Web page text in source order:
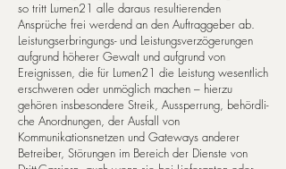
so tritt Lumen21 alle dar­aus resultierenden
Ansprüche frei werdend an den Auftraggeber ab.
Leistungserbringungs- und Leistungsverzögerungen
aufgrund höherer Gewalt und aufgrund von
Ereignissen, die für Lumen21 die Leistung wesentlich
erschweren oder unmöglich machen – hierzu
gehören insbesondere Streik, Aussperrung, be­hörd­li­
che Anordnungen, der Ausfall von
Kommunikationsnetzen und Gateways anderer
Betreiber, Störungen im Bereich der Dienste von